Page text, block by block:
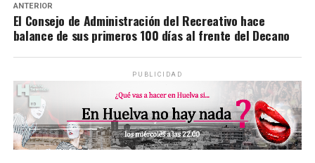
ANTERIOR
El Consejo de Administración del Recreativo hace
balance de sus primeros 100 días al frente del Decano
PUBLICIDAD